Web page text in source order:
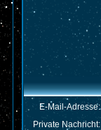
E-Mail-Adresse:
Private Nachricht: